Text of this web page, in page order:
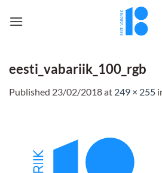
eesti_vabariik_100_rgb
Published 23/02/2018at 249 × 255